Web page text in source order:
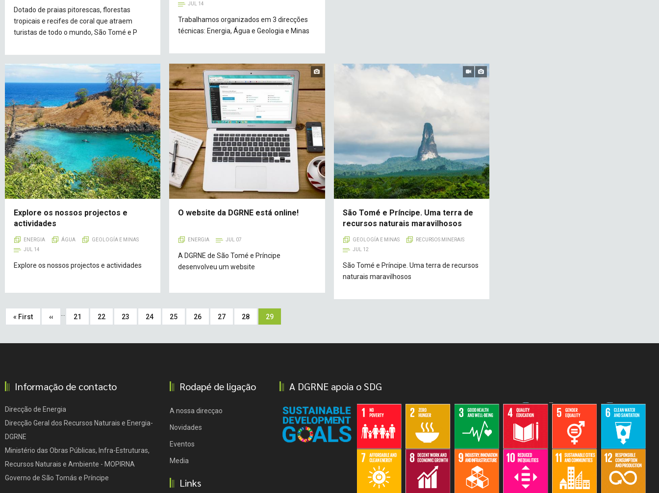
Dotado de praias pitorescas, florestas
tropicais e recifes de coral que atraem
turistas de todo o mundo, São Tomé e P
JUL 14
Trabalhamos organizados em 3 direcções
técnicas: Energia, Água e Geologia e Minas
Explore os nossos projectos e
actividades
ENERGIA ÁGUA
GEOLOGÍA E MINAS
JUL 14
Explore os nossos projectos e actividades
O website da DGRNE está online!
ENERGIA JUL 07
A DGRNE de São Tomé e Príncipe
desenvolveu um website
São Tomé e Príncipe. Uma terra de
recursos naturais maravilhosos
GEOLOGÍA E MINAS
RECURSOS MINERAIS
JUL 12
São Tomé e Príncipe. Uma terra de recursos
naturais maravilhosos
Pagination
First
« First Previous
‹‹ Page
21 Page
22 Page
23 Page
24 Page
25 Page
26 Page
27 Page
28 Current
29
Informação de contacto
Direcção de Energia
Direcção Geral dos Recursos Naturais e Energia-
DGRNE
Ministério das Obras Públicas, Infra-Estruturas,
Recursos Naturais e Ambiente - MOPIRNA
Governo de São Tomás e Príncipe
Rodapé de ligação
A nossa direcçao
Novidades
Eventos
Media
Links
A DGRNE apoia o SDG